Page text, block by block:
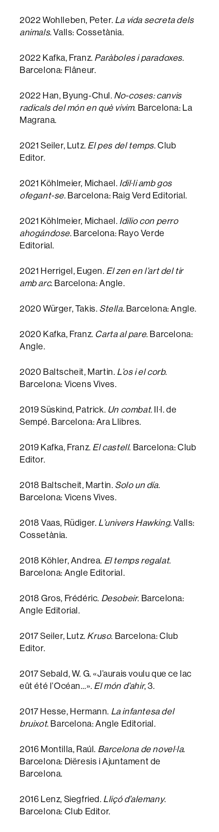
2022 Wohlleben, Peter. La vida secreta dels
animals. Valls: Cossetània.
2022 Kafka, Franz. Paràboles i paradoxes.
Barcelona: Flâneur.
2022 Han, Byung-Chul. No-coses: canvis
radicals del món en què vivim. Barcelona: La
Magrana.
2021 Seiler, Lutz. El pes del temps. Club
Editor.
2021 Köhlmeier, Michael. Idil·li amb gos
ofegant-se. Barcelona: Raig Verd Editorial.
2021 Köhlmeier, Michael. Idilio con perro
ahogándose. Barcelona: Rayo Verde
Editorial.
2021 Herrigel, Eugen. El zen en l’art del tir
amb arc. Barcelona: Angle.
2020 Würger, Takis. Stella. Barcelona: Angle.
2020 Kafka, Franz. Carta al pare. Barcelona:
Angle.
2020 Baltscheit, Martin. L’os i el corb.
Barcelona: Vicens Vives.
2019 Süskind, Patrick. Un combat. Il·l. de
Sempé. Barcelona: Ara Llibres.
2019 Kafka, Franz. El castell. Barcelona: Club
Editor.
2018 Baltscheit, Martin. Solo un día.
Barcelona: Vicens Vives.
2018 Vaas, Rüdiger. L’univers Hawking. Valls:
Cossetània.
2018 Köhler, Andrea. El temps regalat.
Barcelona: Angle Editorial.
2018 Gros, Frédéric. Desobeir. Barcelona:
Angle Editorial.
2017 Seiler, Lutz. Kruso. Barcelona: Club
Editor.
2017 Sebald, W. G. «J’aurais voulu que ce lac
eût été l’Océan…». El món d’ahir, 3.
2017 Hesse, Hermann. La infantesa del
bruixot. Barcelona: Angle Editorial.
2016 Montilla, Raúl. Barcelona de novel·la.
Barcelona: Diëresis i Ajuntament de
Barcelona.
2016 Lenz, Siegfried. Lliçó d’alemany.
Barcelona: Club Editor.